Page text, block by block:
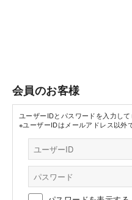
会員のお客様
ユーザーIDとパスワードを入力して
※ユーザーIDはメールアドレス以外